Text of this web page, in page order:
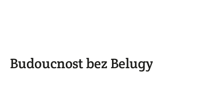
Budoucnost bez Belugy